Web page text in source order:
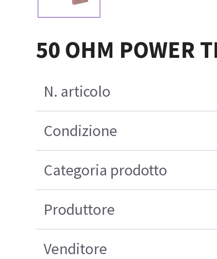
50 OHM POWER
N. articolo
Condizione
Categoria prodotto
Produttore
Venditore